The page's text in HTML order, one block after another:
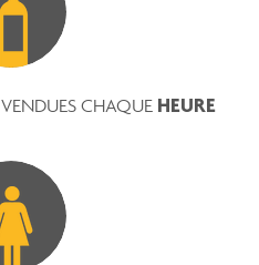
CHAQUE HEURE